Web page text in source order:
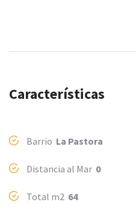
Características
Barrio La Pastora
Distancia al Mar 0
Total m2 64